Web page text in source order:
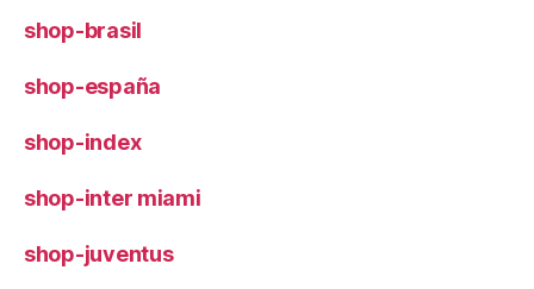
shop-brasil
shop-españa
shop-index
shop-inter miami
shop-juventus